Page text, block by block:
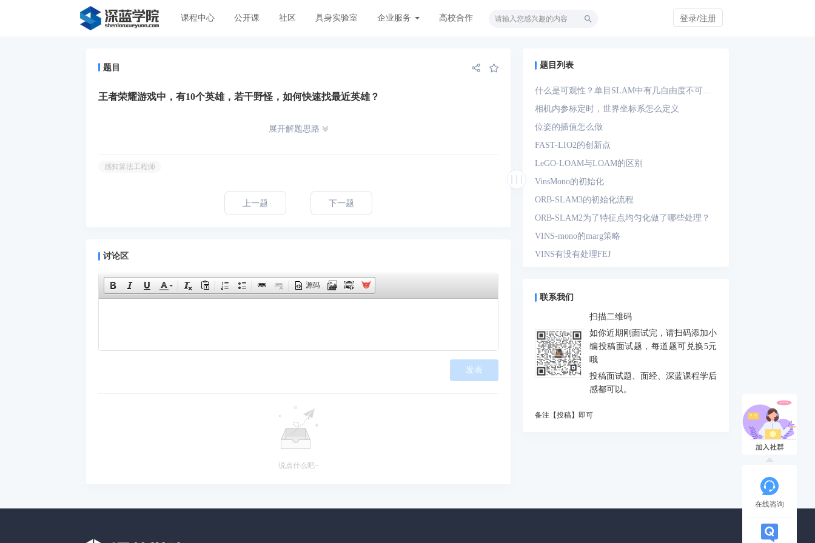
课程中心 公开课 社区 具身实验室 企业服务 高校合作 登录/注册
题目
王者荣耀游戏中，有10个英雄，若干野怪，如何快速找最近英雄？
展开解题思路
感知算法工程师
上一题 下一题
讨论区
源码
发表
说点什么吧~
题目列表
什么是可观性？单目SLAM中有几自由度不可
观？单目-IMU系统中有几自由度不可观？
相机内参标定时，世界坐标系怎么定义
位姿的插值怎么做
FAST-LIO2的创新点
LeGO-LOAM与LOAM的区别
VinsMono的初始化
ORB-SLAM3的初始化流程
ORB-SLAM2为了特征点均匀化做了哪些处理？
VINS-mono的marg策略
VINS有没有处理FEJ
预积分中的bias如何处理
IMU测量方程是什么？噪声模型是什么？
动态场景对定位和建图分别有什么影响
如何判断是否出现激光退化情况，为什么会出
现？如何解决？
在vio做FEJ主要是为了防止哪个自由度由不可观
什么是NDT配准
初始化过程对相机运动的要求
联系我们
扫描二维码
如你近期刚面试完，请扫码添加小
编投稿面试题，每道题可兑换5元
哦
投稿面试题、面经、深蓝课程学后
感都可以。
备注【投稿】即可
在线咨询